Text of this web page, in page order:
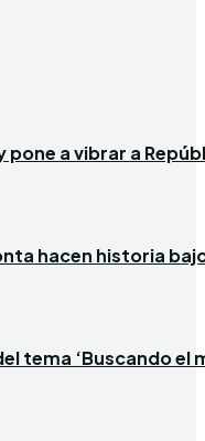
a vibrar a
hacen historia
tema ‘Buscando el